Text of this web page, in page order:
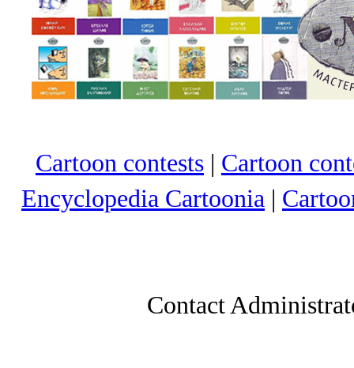
Cartoon contests | Cartoon
Encyclopedia Cartoonia |
Contact